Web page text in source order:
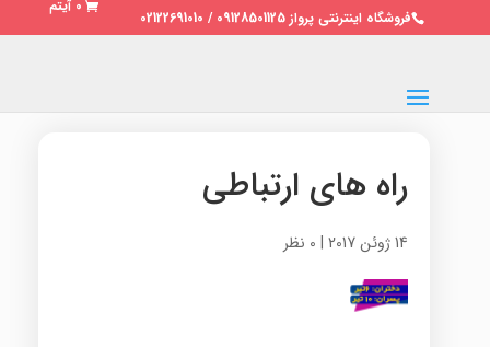
فروشگاه اینترنتی پرواز 09128501125 / 02122691010
0 آیتم
راه های ارتباطی
14 ژوئن 2017 | 0 نظر